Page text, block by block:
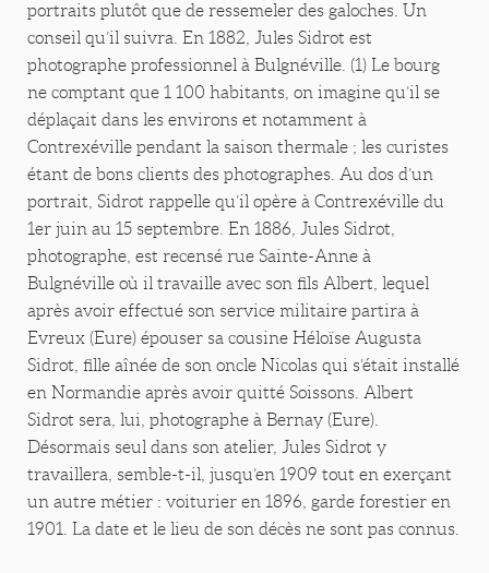
portraits plutôt que de ressemeler des galoches. Un
conseil qu’il suivra. En 1882, Jules Sidrot est
photographe professionnel à Bulgnéville. (1) Le bourg
ne comptant que 1 100 habitants, on imagine qu’il se
déplaçait dans les environs et notamment à
Contrexéville pendant la saison thermale ; les curistes
étant de bons clients des photographes. Au dos d’un
portrait, Sidrot rappelle qu’il opère à Contrexéville du
1er juin au 15 septembre. En 1886, Jules Sidrot,
photographe, est recensé rue Sainte-Anne à
Bulgnéville où il travaille avec son fils Albert, lequel
après avoir effectué son service militaire partira à
Evreux (Eure) épouser sa cousine Héloïse Augusta
Sidrot, fille aînée de son oncle Nicolas qui s’était installé
en Normandie après avoir quitté Soissons. Albert
Sidrot sera, lui, photographe à Bernay (Eure).
Désormais seul dans son atelier, Jules Sidrot y
travaillera, semble-t-il, jusqu’en 1909 tout en exerçant
un autre métier : voiturier en 1896, garde forestier en
1901. La date et le lieu de son décès ne sont pas connus.